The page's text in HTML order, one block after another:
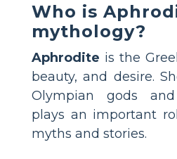
Who is
mythology?
Aphrodite is the
beauty, and desire.
Olympian gods
plays an important
myths and stories.